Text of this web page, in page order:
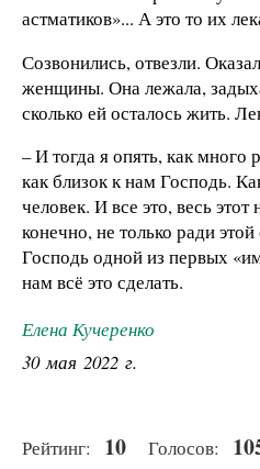
астматиков»... А это то их
Созвонились, отвезли.
женщины. Она лежала,
сколько ей осталось жить.
– И тогда я опять, как много
как близок к нам Господь.
человек. И все это, весь
конечно, не только ради
Господь одной из первых
нам всё это сделать.
Елена Кучеренко
30 мая 2022 г.
Рейтинг: 10 Голосов: